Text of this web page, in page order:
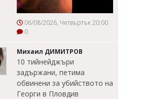
06/08/2026, Четвъртък 20:00
0
Михаил ДИМИТРОВ
10 тийнейджъри
задържани, петима
обвинени за убийството на
Георги в Пловдив